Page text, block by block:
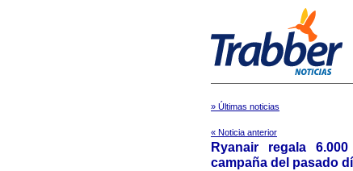
» Últimas noticias
« Noticia anterior
Ryanair regala
campaña del pasado